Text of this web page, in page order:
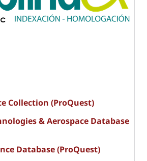
Collection (ProQuest)
& Aerospace Database
Database (ProQuest)